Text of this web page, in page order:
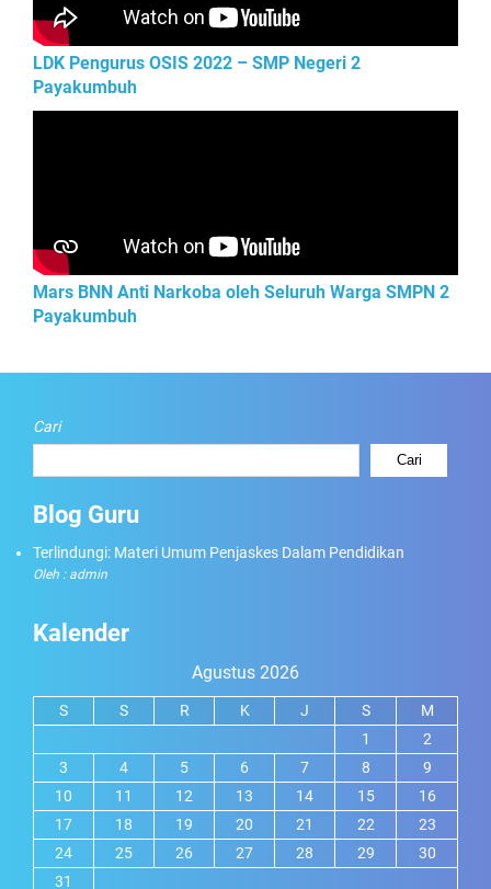
LDK Pengurus OSIS 2022 – SMP Negeri 2
Payakumbuh
Mars BNN Anti Narkoba oleh Seluruh Warga SMPN 2
Payakumbuh
Cari
Cari
Blog Guru
Terlindungi: Materi Umum Penjaskes Dalam Pendidikan
Oleh : admin
Kalender
Agustus 2026
S S R K J S
M
1
2
3
4 5 6 7 8
9
10
11 12 13 14 15
16
17
18 19 20 21 22
23
24
25 26 27 28 29
30
31